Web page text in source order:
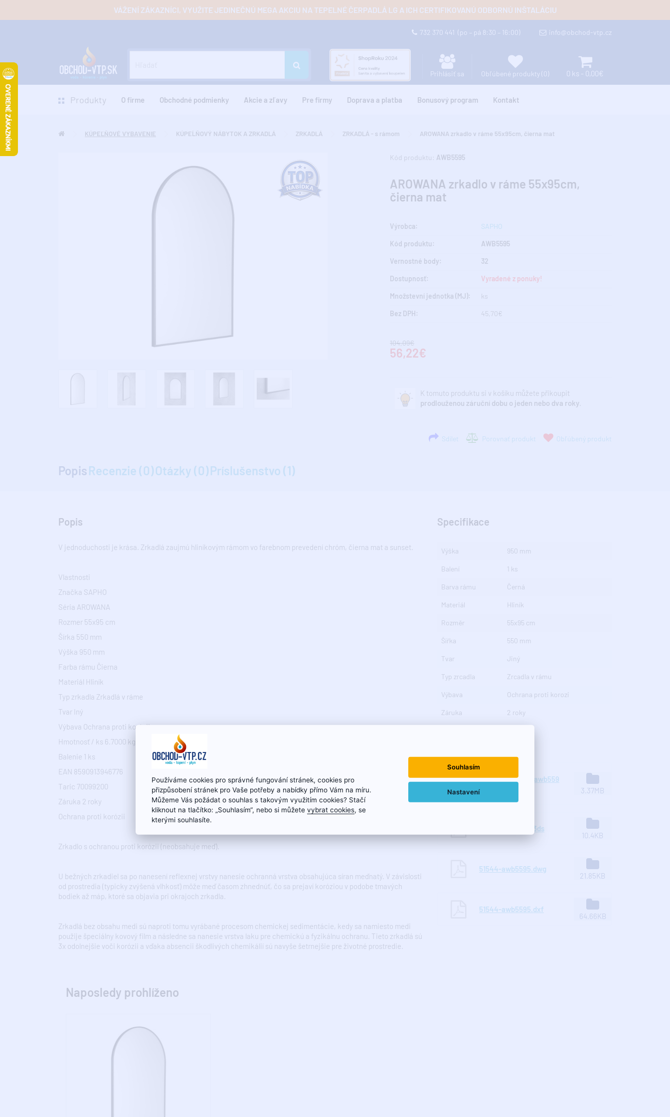
VÁŽENÍ ZÁKAZNÍCI, VYUŽITE JEDINEČNÚ MEGA AKCIU NA TEPELNÉ ČERPADLÁ LG A ICH CERTIFIKOVANÚ ODBORNÚ INŠTALÁCIU
Prihlásiť sa Obľúbené produkty (0) 0 ks - 0,00€
732 370 441 (po – pá 8:30 – 16:00) info@obchod-vtp.cz
Produkty O firme Obchodné podmienky Akcie a zľavy Pre firmy Doprava a platba Bonusový program Kontakt
KÚPEĽŇOVÉ VYBAVENIE KÚPEĹŇOVÝ NÁBYTOK A ZRKADLÁ ZRKADLÁ ZRKADLÁ - s rámom AROWANA zrkadlo v ráme 55x95cm, čierna mat
Kód produktu: AWB5595
AROWANA zrkadlo v ráme 55x95cm,
čierna mat
Výrobca: SAPHO
Kód produktu: AWB5595
Vernostné body: 32
Dostupnosť: Vyradené z ponuky!
Množstevní jednotka (MJ): ks
Bez DPH: 45,70€
104,09€
56,22€
K tomuto produktu si v košíku můžete přikoupit
prodlouženou záruční dobu o jeden nebo dva roky
Sdílet Porovnať produkt Obľúbený produkt
PopisRecenzie (0)Otázky (0)Príslušenstvo (1)
Popis
V jednoduchosti je krása. Zrkadlá zaujmú hliníkovým rámom vo farebnom prevedení chróm, čierna mat a sunset.
Vlastnosti
Značka SAPHO
Séria AROWANA
Rozmer 55x95 cm
Šírka 550 mm
Výška 950 mm
Farba rámu Čierna
Materiál Hliník
Typ zrkadla Zrkadlá v ráme
Tvar Iný
Výbava Ochrana proti korózii
Hmotnosť / ks 6.7000 kg
Balenie 1 ks
EAN 8590913946776
Taric 70099200
Záruka 2 roky
Ochrana proti korózii
Zrkadlo s ochranou proti korózii (neobsahuje meď).
U bežných zrkadiel sa po nanesení reflexnej vrstvy nanesie ochranná vrstva obsahujúca síran meďnatý. V závislosti
od prostredia (typicky zvýšená vlhkosť) môže meď časom zhnednúť, čo sa prejaví koróziou v podobe tmavých
bodiek až máp, ktoré sa objavia pri okrajoch zrkadla.
Zrkadlá bez obsahu medi sú naproti tomu vyrábané procesom chemickej sedimentácie, kedy sa namiesto medi
použije špeciálny kovový film a následne sa nanesie vrstva laku pre chemickú a fyzikálnu ochranu. Tieto zrkadlá sú
3x odolnejšie voči korózii a vďaka absencii škodlivých chemikálií sú navyše šetrnejšie pre životné prostredie.
Specifikace
Výška 950 mm
Balení 1 ks
Barva rámu Černá
Materiál Hliník
Rozměr 55x95 cm
Šířka 550 mm
Tvar Jiný
Typ zrcadla Zrcadla v rámu
Výbava Ochrana proti korozi
Záruka 2 roky
51544-arowana_awb559
5_navod.pdf
3.37MB
51544-awb5595.3ds
10.4KB
51544-awb5595.dwg
21.85KB
51544-awb5595.dxf
64.66KB
Naposledy prohlíženo
Používáme cookies pro správné fungování stránek, cookies pro
přizpůsobení stránek pro Vaše potřeby a nabídky přímo Vám na míru.
Můžeme Vás požádat o souhlas s takovým využitím cookies? Stačí
kliknout na tlačítko: „Souhlasím“, nebo si můžete vybrat cookies, se
kterými souhlasíte.
Souhlasím
Nastavení